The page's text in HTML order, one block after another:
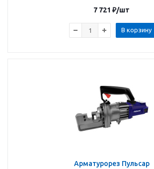
7 721 ₽/шт
В корзину
Арматурорез Пульсар